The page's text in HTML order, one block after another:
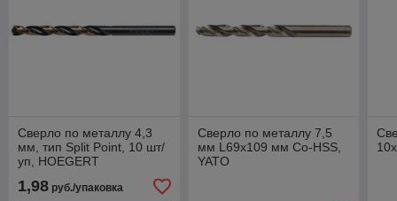
Сверло по металлу 4,3
мм, тип Split Point, 10 шт/
уп, HOEGERT
1,98 руб./упаковка
Сверло по металлу 7,5
мм L69х109 мм Co-HSS,
YATO